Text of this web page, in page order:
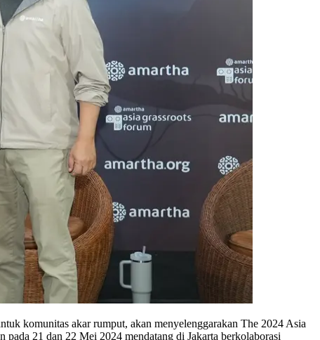
komunitas akar rumput, akan menyelenggarakan The 2024 Asia
21 dan 22 Mei 2024 mendatang di Jakarta berkolaborasi